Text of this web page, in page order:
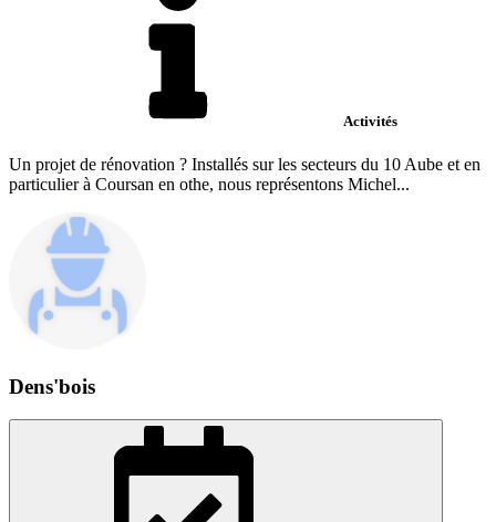
Activités
Un projet de rénovation ? Installés sur les secteurs du 10 Aube et en
particulier à Coursan en othe, nous représentons Michel...
Dens'bois